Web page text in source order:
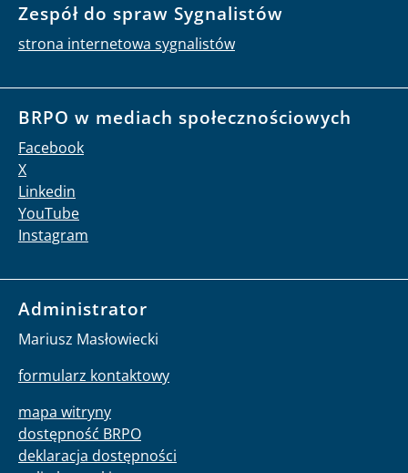
Zespół do spraw Sygnalistów
strona internetowa sygnalistów
BRPO w mediach społecznościowych
Facebook
X
Linkedin
YouTube
Instagram
Administrator
Mariusz Masłowiecki
formularz kontaktowy
mapa witryny
dostępność BRPO
deklaracja dostępności